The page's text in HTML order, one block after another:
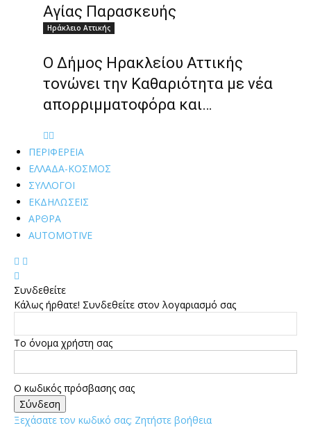
Αγίας Παρασκευής
Ηράκλειο Αττικής
Ο Δήμος Ηρακλείου Αττικής
τονώνει την Καθαριότητα με νέα
απορριμματοφόρα και…
ΠΕΡΙΦΕΡΕΙΑ
ΕΛΛΑΔΑ-ΚΟΣΜΟΣ
ΣΥΛΛΟΓΟΙ
ΕΚΔΗΛΩΣΕΙΣ
ΑΡΘΡΑ
AUTOMOTIVE
Συνδεθείτε
Κάλως ήρθατε! Συνδεθείτε στον λογαριασμό σας
Το όνομα χρήστη σας
Ο κωδικός πρόσβασης σας
Ξεχάσατε τον κωδικό σας; Ζητήστε βοήθεια